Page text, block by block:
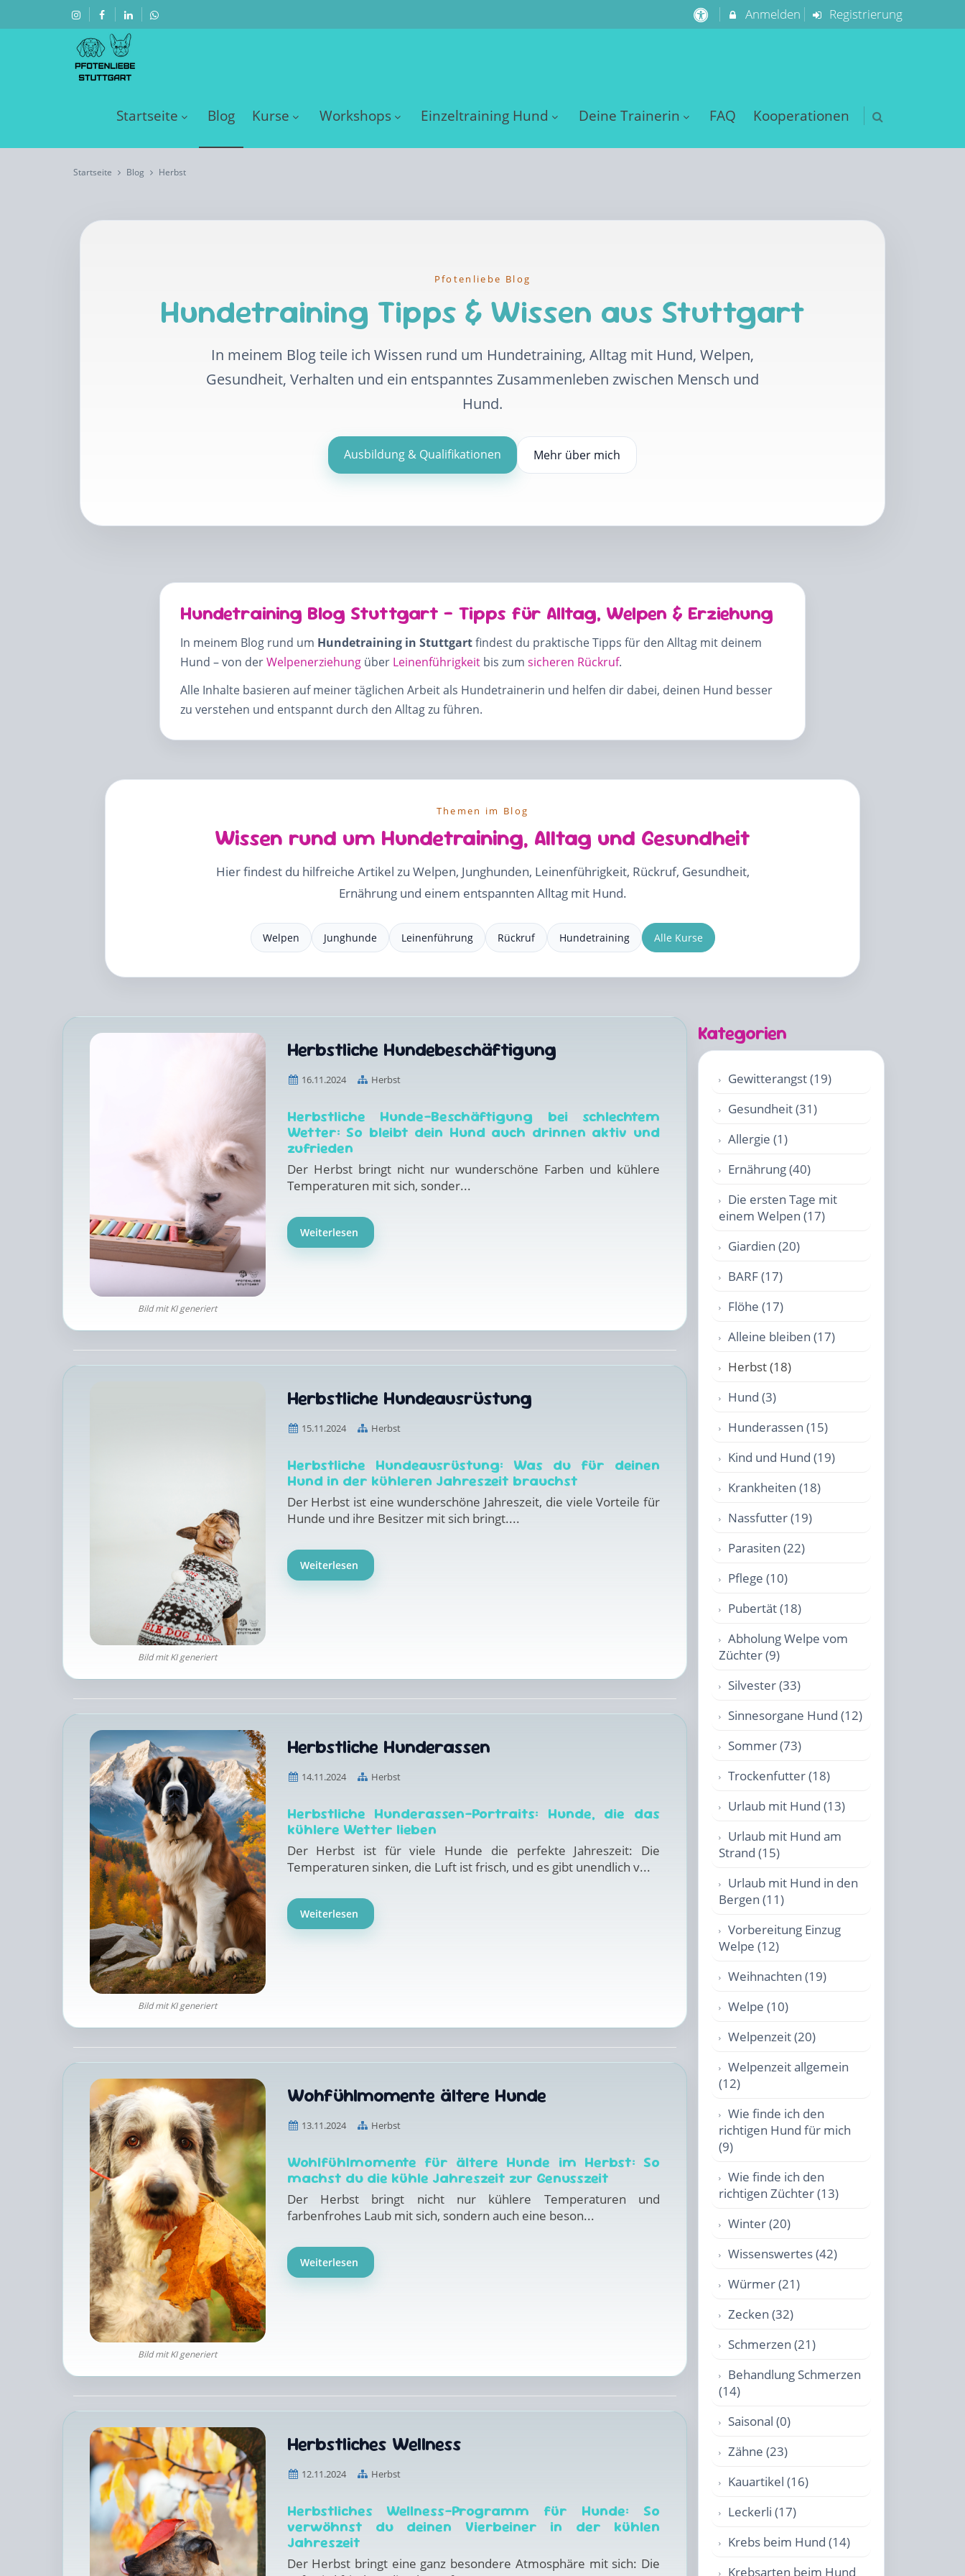
Anmelden Registrierung
Startseite Blog Kurse Workshops Einzeltraining Hund Deine Trainerin FAQ Kooperationen
Startseite Blog Herbst
Pfotenliebe Blog
Hundetraining Tipps & Wissen aus Stuttgart
In meinem Blog teile ich Wissen rund um Hundetraining, Alltag mit Hund, Welpen,
Gesundheit, Verhalten und ein entspanntes Zusammenleben zwischen Mensch und
Hund.
Ausbildung & Qualifikationen Mehr über mich
Hundetraining Blog Stuttgart – Tipps für Alltag, Welpen & Erziehung
In meinem Blog rund um Hundetraining in Stuttgartfindest du praktische Tipps für den Alltag mit deinem
Hund – von derWelpenerziehung über Leinenführigkeit bis zum sicheren Rückruf.
Alle Inhalte basieren auf meiner täglichen Arbeit als Hundetrainerin und helfen dir dabei, deinen Hund besser
zu verstehen und entspannt durch den Alltag zu führen.
Themen im Blog
Wissen rund um Hundetraining, Alltag und Gesundheit
Hier findest du hilfreiche Artikel zu Welpen, Junghunden, Leinenführigkeit, Rückruf, Gesundheit,
Ernährung und einem entspannten Alltag mit Hund.
Welpen Junghunde Leinenführung Rückruf Hundetraining Alle Kurse
Bild mit KI generiert
Herbstliche Hundebeschäftigung
16.11.2024 Herbst
Herbstliche Hunde-Beschäftigung bei schlechtem
Wetter: So bleibt dein Hund auch drinnen aktiv und
zufrieden
Der Herbst bringt nicht nur wunderschöne Farben und kühlere
Temperaturen mit sich, sonder...
Weiterlesen
Bild mit KI generiert
Herbstliche Hundeausrüstung
15.11.2024 Herbst
Herbstliche Hundeausrüstung: Was du für deinen
Hund in der kühleren Jahreszeit brauchst
Der Herbst ist eine wunderschöne Jahreszeit, die viele Vorteile für
Hunde und ihre Besitzer mit sich bringt....
Weiterlesen
Bild mit KI generiert
Herbstliche Hunderassen
14.11.2024 Herbst
Herbstliche Hunderassen-Portraits: Hunde, die das
kühlere Wetter lieben
Der Herbst ist für viele Hunde die perfekte Jahreszeit: Die
Temperaturen sinken, die Luft ist frisch, und es gibt unendlich v...
Weiterlesen
Bild mit KI generiert
Wohfühlmomente ältere Hunde
13.11.2024 Herbst
Wohlfühlmomente für ältere Hunde im Herbst: So
machst du die kühle Jahreszeit zur Genusszeit
Der Herbst bringt nicht nur kühlere Temperaturen und
farbenfrohes Laub mit sich, sondern auch eine beson...
Weiterlesen
Herbstliches Wellness
12.11.2024 Herbst
Herbstliches Wellness-Programm für Hunde: So
verwöhnst du deinen Vierbeiner in der kühlen
Jahreszeit
Der Herbst bringt eine ganz besondere Atmosphäre mit sich: Die
Kategorien
Gewitterangst (19)
Gesundheit (31)
Allergie (1)
Ernährung (40)
Die ersten Tage mit
einem Welpen (17)
Giardien (20)
BARF (17)
Flöhe (17)
Alleine bleiben (17)
Herbst (18)
Hund (3)
Hunderassen (15)
Kind und Hund (19)
Krankheiten (18)
Nassfutter (19)
Parasiten (22)
Pflege (10)
Pubertät (18)
Abholung Welpe vom
Züchter (9)
Silvester (33)
Sinnesorgane Hund (12)
Sommer (73)
Trockenfutter (18)
Urlaub mit Hund (13)
Urlaub mit Hund am
Strand (15)
Urlaub mit Hund in den
Bergen (11)
Vorbereitung Einzug
Welpe (12)
Weihnachten (19)
Welpe (10)
Welpenzeit (20)
Welpenzeit allgemein
(12)
Wie finde ich den
richtigen Hund für mich
(9)
Wie finde ich den
richtigen Züchter (13)
Winter (20)
Wissenswertes (42)
Würmer (21)
Zecken (32)
Schmerzen (21)
Behandlung Schmerzen
(14)
Saisonal (0)
Zähne (23)
Kauartikel (16)
Leckerli (17)
Krebs beim Hund (14)
Krebsarten beim Hund